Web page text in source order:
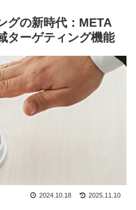
グの新時代：META
ターゲティング機能
2024.10.18 2025.11.10